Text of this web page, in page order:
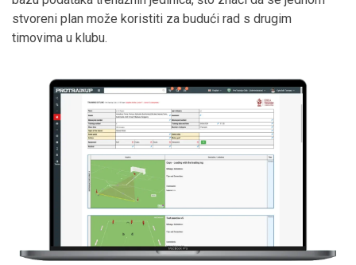
stvoreni plan može koristiti za budući rad s drugim
timovima u klubu.